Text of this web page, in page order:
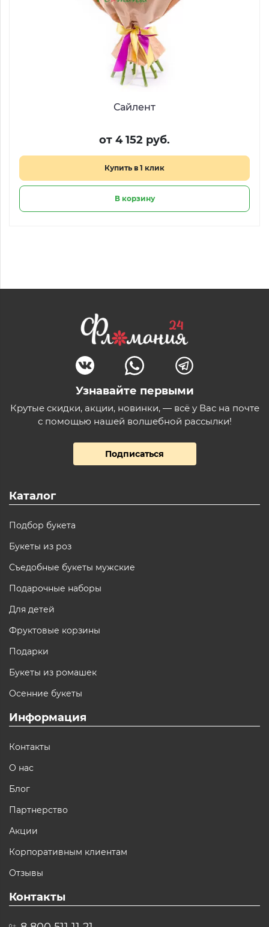
Сайлент
от 4 152 руб.
Купить в 1 клик
В корзину
Узнавайте первыми
Крутые скидки, акции, новинки, — всё у Вас на почте
с помощью нашей волшебной рассылки!
Подписаться
Каталог
Подбор букета
Букеты из роз
Съедобные букеты мужские
Подарочные наборы
Для детей
Фруктовые корзины
Подарки
Букеты из ромашек
Осенние букеты
Информация
Контакты
О нас
Блог
Партнерство
Акции
Корпоративным клиентам
Отзывы
Контакты